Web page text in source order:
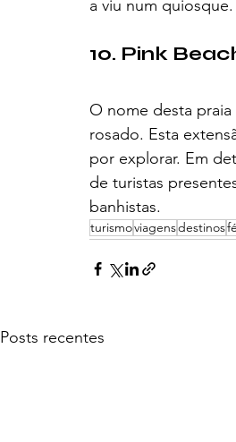
a viu num quiosque.
10. Pink
O nome desta
rosado. Esta
por explorar. Em
de turistas
banhistas.
turismoviagensdestinos
Posts recentes